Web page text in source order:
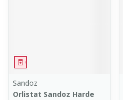
Geneesmiddel
Sandoz
Orlistat Sandoz Harde